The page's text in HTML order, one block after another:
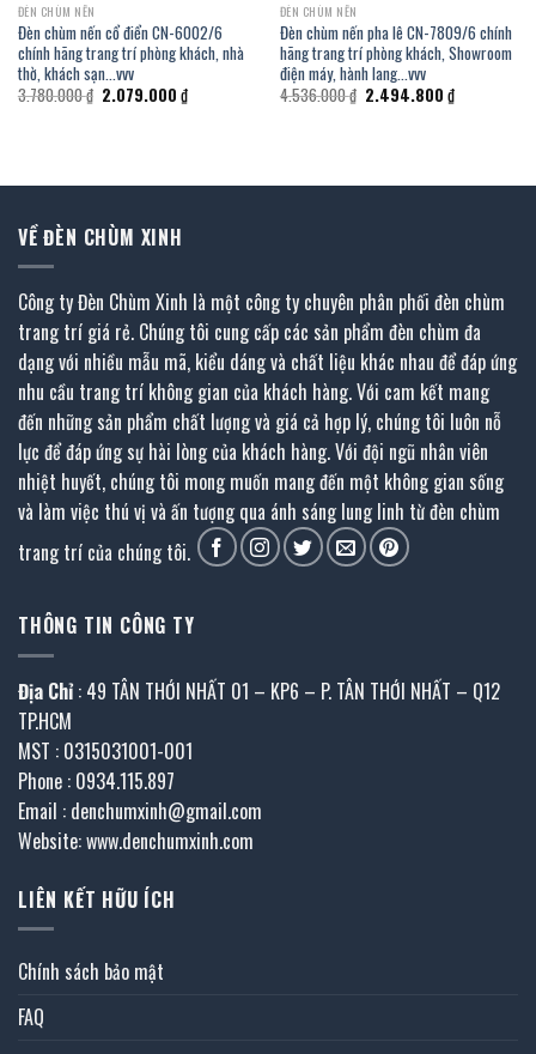
ĐÈN CHÙM NẾN
Đèn chùm nến cổ điển CN-6002/6
chính hãng trang trí phòng khách, nhà
thờ, khách sạn…vvv
3.780.000₫ Giá
gốc
2.079.000 ₫Giá
hiện
ĐÈN CHÙM NẾN
Đèn chùm nến pha lê CN-7809/6 chính
hãng trang trí phòng khách, Showroom
điện máy, hành lang…vvv
4.536.000₫ Giá
gốc
2.494.800 ₫Giá
hiện
VỀ ĐÈN CHÙM XINH
Công ty Đèn Chùm Xinh là một công ty chuyên phân phối đèn chùm
trang trí giá rẻ. Chúng tôi cung cấp các sản phẩm đèn chùm đa
dạng với nhiều mẫu mã, kiểu dáng và chất liệu khác nhau để đáp ứng
nhu cầu trang trí không gian của khách hàng. Với cam kết mang
đến những sản phẩm chất lượng và giá cả hợp lý, chúng tôi luôn nỗ
lực để đáp ứng sự hài lòng của khách hàng. Với đội ngũ nhân viên
nhiệt huyết, chúng tôi mong muốn mang đến một không gian sống
và làm việc thú vị và ấn tượng qua ánh sáng lung linh từ đèn chùm
trang trí của chúng tôi.
THÔNG TIN CÔNG TY
Địa Chỉ : 49 TÂN THỚI NHẤT 01 – KP6 – P. TÂN THỚI NHẤT – Q12
TP.HCM
MST : 0315031001-001
Phone : 0934.115.897
Email : denchumxinh@gmail.com
Website: www.denchumxinh.com
LIÊN KẾT HỮU ÍCH
Chính sách bảo mật
FAQ